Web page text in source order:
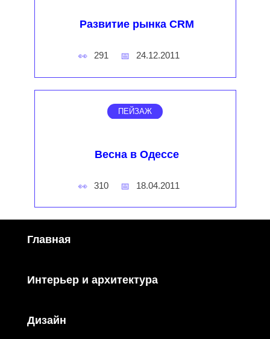
Развитие рынка CRM
291 24.12.2011
ПЕЙЗАЖ
Весна в Одессе
310 18.04.2011
Главная
Интерьер и архитектура
Дизайн